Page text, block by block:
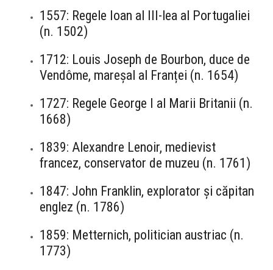
1557: Regele Ioan al III-lea al Portugaliei
(n. 1502)
1712: Louis Joseph de Bourbon, duce de
Vendôme, mareșal al Franței (n. 1654)
1727: Regele George I al Marii Britanii (n.
1668)
1839: Alexandre Lenoir, medievist
francez, conservator de muzeu (n. 1761)
1847: John Franklin, explorator și căpitan
englez (n. 1786)
1859: Metternich, politician austriac (n.
1773)